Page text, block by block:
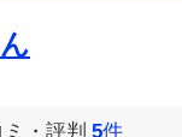
・評判 5件